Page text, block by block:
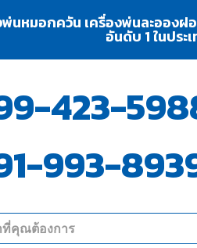
นหมอกควัน เครื่องพ่นละออง
อันดับ 1 ในประ
423-
993-